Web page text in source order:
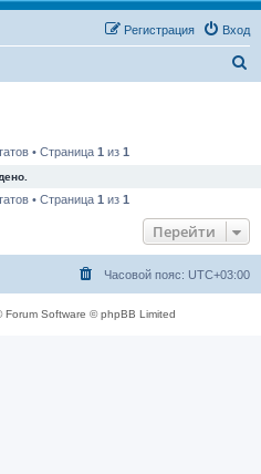
Вход
Регистрация
• Страница 1 из 1
• Страница 1 из 1
Перейти
Часовой пояс: UTC+03:00
Forum Software © phpBB Limited